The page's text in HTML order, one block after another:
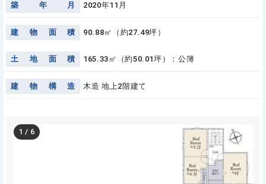
築 年 月 2020年11月
建 物 面 積 90.88㎡（約27.49坪）
土 地 面 積 165.33㎡（約50.01坪）：公簿
建 物 構 造 木造 地上2階建て
1 / 6